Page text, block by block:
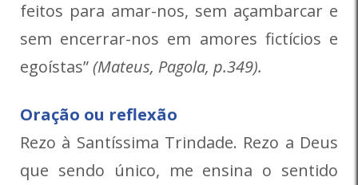
feitos para amar-nos, sem açambarcar e
sem encerrar-nos em amores fictícios e
egoístas”(Mateus, Pagola, p.349).
Oração ou reflexão
Rezo à Santíssima Trindade. Rezo a Deus
que sendo único, me ensina o sentido